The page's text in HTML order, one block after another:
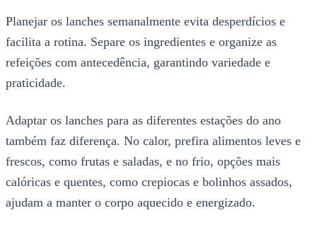
Planejar os lanches semanalmente evita desperdícios e
facilita a rotina. Separe os ingredientes e organize as
refeições com antecedência, garantindo variedade e
praticidade.
Adaptar os lanches para as diferentes estações do ano
também faz diferença. No calor, prefira alimentos leves e
frescos, como frutas e saladas, e no frio, opções mais
calóricas e quentes, como crepiocas e bolinhos assados,
ajudam a manter o corpo aquecido e energizado.